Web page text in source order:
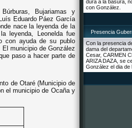
Bujariamas y
Luís Eduardo Páez García
nace la leyenda de la
leyenda, Leonelda fue
con ayuda de su publo
El municipio de González
paso a hacer parte de
de Otaré (Municipio de
el municipio de Ocaña y
dura a la basura,
con González.
Presencia
Con la presencia
dama del
Cesar, CARMEN
ARIZA DAZA, se
González el dia de